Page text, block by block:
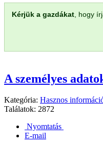
Kérjük a gazdákat , hogy
A személyes
Kategória: Hasznos
Találatok: 2872
Nyomtatás
E-mail